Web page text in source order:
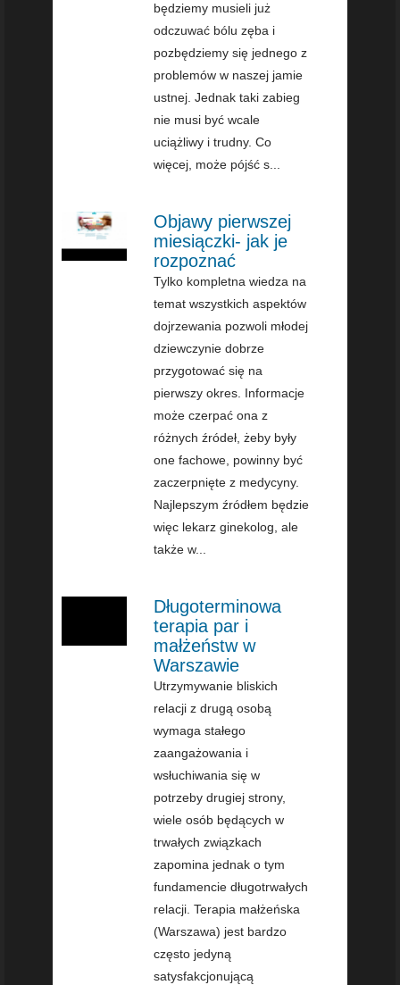
będziemy musieli już
odczuwać bólu zęba i
pozbędziemy się jednego z
problemów w naszej jamie
ustnej. Jednak taki zabieg
nie musi być wcale
uciążliwy i trudny. Co
więcej, może pójść s...
Objawy pierwszej
miesiączki- jak je
rozpoznać
Tylko kompletna wiedza na
temat wszystkich aspektów
dojrzewania pozwoli młodej
dziewczynie dobrze
przygotować się na
pierwszy okres. Informacje
może czerpać ona z
różnych źródeł, żeby były
one fachowe, powinny być
zaczerpnięte z medycyny.
Najlepszym źródłem będzie
więc lekarz ginekolog, ale
także w...
Długoterminowa
terapia par i
małżeństw w
Warszawie
Utrzymywanie bliskich
relacji z drugą osobą
wymaga stałego
zaangażowania i
wsłuchiwania się w
potrzeby drugiej strony,
wiele osób będących w
trwałych związkach
zapomina jednak o tym
fundamencie długotrwałych
relacji. Terapia małżeńska
(Warszawa) jest bardzo
często jedyną
satysfakcjonującą